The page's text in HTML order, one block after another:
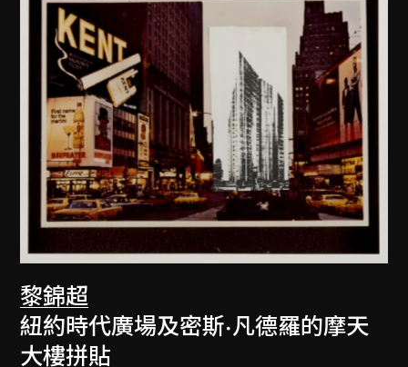
黎錦超
紐約時代廣場及密斯·凡德羅的摩天
大樓拼貼